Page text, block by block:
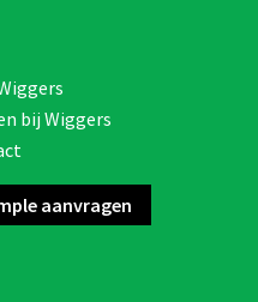
bij Wiggers
aanvragen